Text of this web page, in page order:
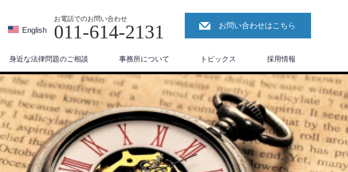
English
お電話でのお問い合わせ
011-614-2131 お問い合わせはこちら
身近な法律問題のご相談 事務所について トピックス 採用情報